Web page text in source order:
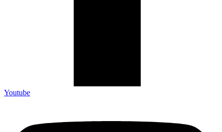
Youtube